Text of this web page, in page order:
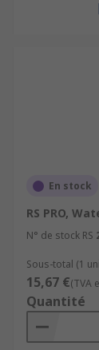
En stock
RS PRO,
N° de stock RS
Sous-total (1
15,67 €(TVA
Quantité